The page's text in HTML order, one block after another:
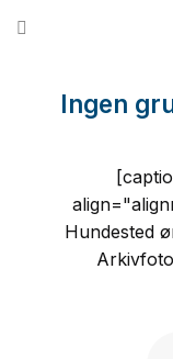
Ingen
Hundested